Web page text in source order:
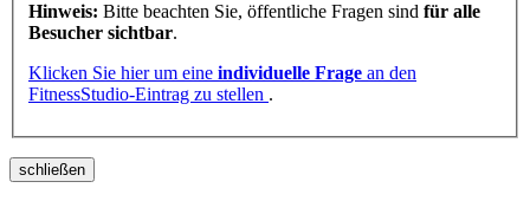
Hinweis: Bitte beachten Sie, öffentliche Fragen sind für alle
Besucher sichtbar.
Klicken Sie hier um eine individuelle Frage an den
FitnessStudio-Eintrag zu stellen .
schließen